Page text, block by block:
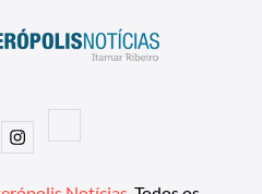
Instagram